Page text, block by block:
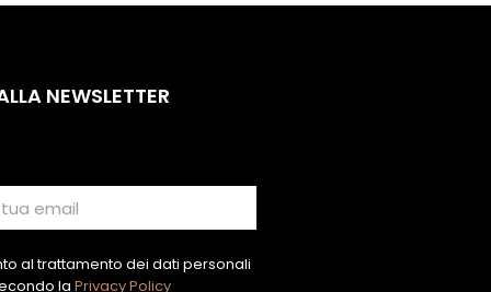
NEWSLETTER
al trattamento dei dati personali
la Privacy Policy